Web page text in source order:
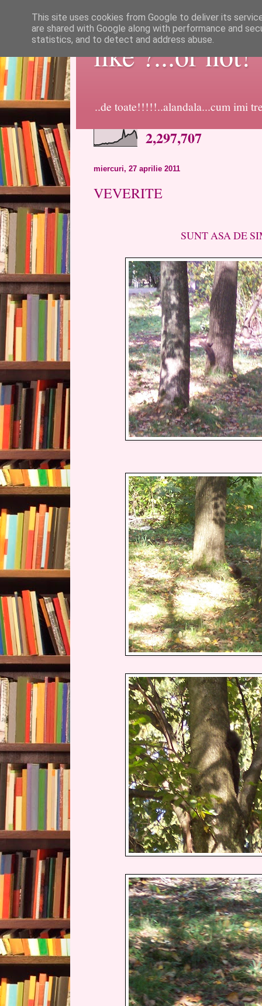
like ?...or not!
..de toate!!!!!..alandala...cum imi
2,297,707
miercuri, 27 aprilie 2011
VEVERITE
SUNT ASA DE
This site uses cookies from Google to deliver its
are shared with Google along with performance and
statistics, and to detect and address abuse.